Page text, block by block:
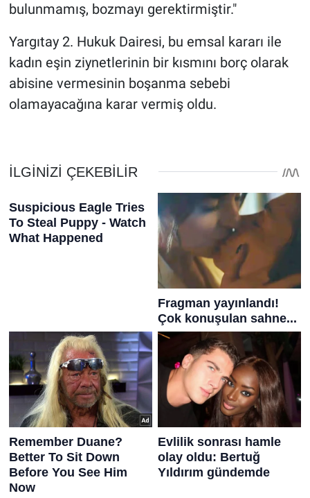
bulunmamış, bozmayı gerektirmiştir."
Yargıtay 2. Hukuk Dairesi, bu emsal kararı ile
kadın eşin ziynetlerinin bir kısmını borç olarak
abisine vermesinin boşanma sebebi
olamayacağına karar vermiş oldu.